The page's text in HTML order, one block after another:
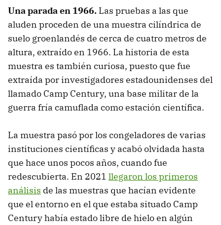
Una parada en 1966. Las pruebas a las que
aluden proceden de una muestra cilíndrica de
suelo groenlandés de cerca de cuatro metros de
altura, extraído en 1966. La historia de esta
muestra es también curiosa, puesto que fue
extraída por investigadores estadounidenses del
llamado Camp Century, una base militar de la
guerra fría camuflada como estación científica.
La muestra pasó por los congeladores de varias
instituciones científicas y acabó olvidada hasta
que hace unos pocos años, cuando fue
redescubierta. En 2021 llegaron los primeros
análisis de las muestras que hacían evidente
que el entorno en el que estaba situado Camp
Century había estado libre de hielo en algún